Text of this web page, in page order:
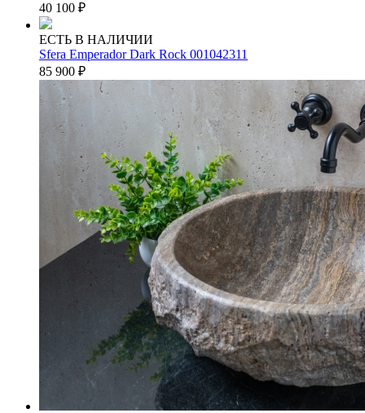
40 100 ₽
ЕСТЬ В НАЛИЧИИ
Sfera Emperador Dark Rock 001042311
85 900 ₽